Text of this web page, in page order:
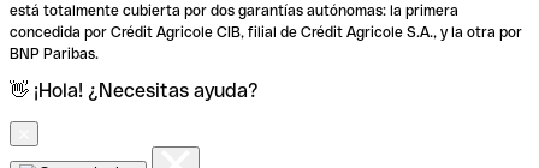
está totalmente cubierta por dos garantías autónomas: la primera
concedida por Crédit Agricole CIB, filial de Crédit Agricole S.A., y la otra por
BNP Paribas.
👋 ¡Hola! ¿Necesitas ayuda?